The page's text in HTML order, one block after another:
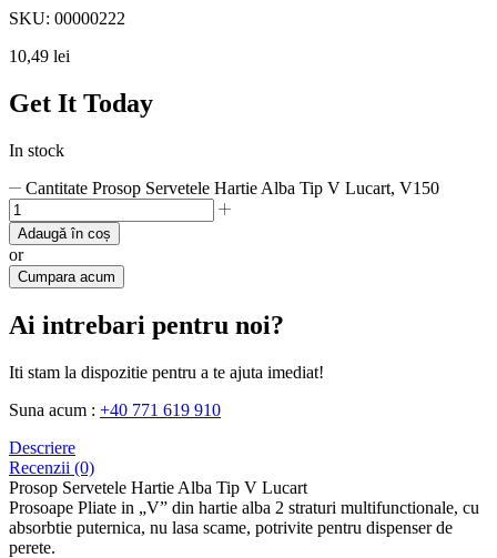
SKU: 00000222
10,49 lei
Get It Today
In stock
Cantitate Prosop Servetele Hartie Alba Tip V Lucart, V150
Adaugă în coș
or
Cumpara acum
Ai intrebari pentru noi?
Iti stam la dispozitie pentru a te ajuta imediat!
Suna acum : +40 771 619 910
Descriere
Recenzii (0)
Prosop Servetele Hartie Alba Tip V Lucart
Prosoape Pliate in „V” din hartie alba 2 straturi multifunctionale, cu
absorbtie puternica, nu lasa scame, potrivite pentru dispenser de
perete.